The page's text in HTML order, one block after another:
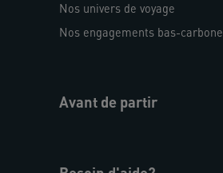
Nos univers de voyage
Nos engagements bas-carbone
Avant de partir